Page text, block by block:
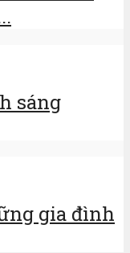
sáng
gia đình